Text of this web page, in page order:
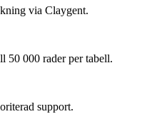
via Claygent.
50 000 rader per tabell.
support.